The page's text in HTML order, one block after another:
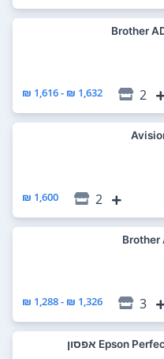
2
1,632 ₪ - 1,616 ₪
2
1,600 ₪
3
1,326 ₪ - 1,288 ₪